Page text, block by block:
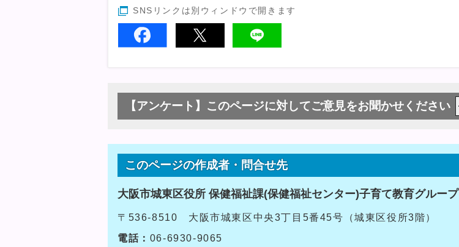
SNSリンクは別ウィンドウで開きます
【アンケート】このページに対してご意見をお聞かせください
このページの作成者・問合せ先
大阪市城東区役所 保健福祉課(保健福祉センター)子育て教育グループ
〒536-8510 大阪市城東区中央3丁目5番45号（城東区役所3階）
電話： 06-6930-9065